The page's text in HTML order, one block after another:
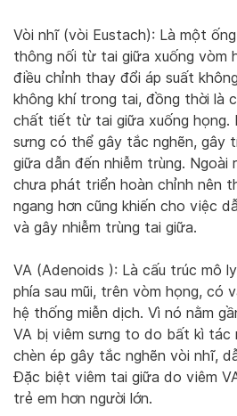
Vòi nhĩ (vòi Eustach): Là một
thông nối từ tai giữa xuống vòm
điều chỉnh thay đổi áp suất
không khí trong tai, đồng thời là
chất tiết từ tai giữa xuống họng.
sưng có thể gây tắc nghẽn, gây
giữa dẫn đến nhiễm trùng. Ngoài
chưa phát triển hoàn chỉnh nên
ngang hơn cũng khiến cho việc
và gây nhiễm trùng tai giữa.
VA (Adenoids ): Là cấu trúc mô
phía sau mũi, trên vòm họng, có
hệ thống miễn dịch. Vì nó nằm
VA bị viêm sưng to do bất kì tác
chèn ép gây tắc nghẽn vòi nhĩ,
Đặc biệt viêm tai giữa do viêm
trẻ em hơn người lớn.